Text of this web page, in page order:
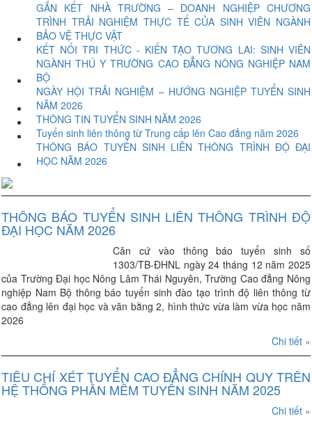
GẮN KẾT NHÀ TRƯỜNG – DOANH NGHIỆP CHƯƠNG
TRÌNH TRẢI NGHIỆM THỰC TẾ CỦA SINH VIÊN NGÀNH
BẢO VỆ THỰC VẬT
KẾT NỐI TRI THỨC - KIẾN TẠO TƯƠNG LAI: SINH VIÊN
NGÀNH THÚ Y TRƯỜNG CAO ĐẲNG NÔNG NGHIỆP NAM
BỘ
NGÀY HỘI TRẢI NGHIỆM – HƯỚNG NGHIỆP TUYỂN SINH
NĂM 2026
THÔNG TIN TUYỂN SINH NĂM 2026
Tuyển sinh liên thông từ Trung cấp lên Cao đẳng năm 2026
THÔNG BÁO TUYỂN SINH LIÊN THÔNG TRÌNH ĐỘ ĐẠI
HỌC NĂM 2026
THÔNG BÁO TUYỂN SINH LIÊN THÔNG TRÌNH ĐỘ
ĐẠI HỌC NĂM 2026
Căn cứ vào thông báo tuyển sinh số
1303/TB-ĐHNL ngày 24 tháng 12 năm 2025
của Trường Đại học Nông Lâm Thái Nguyên, Trường Cao đẳng Nông
nghiệp Nam Bộ thông báo tuyển sinh đào tạo trình độ liên thông từ
cao đẳng lên đại học và văn bằng 2, hình thức vừa làm vừa học năm
2026
Chi tiết »
TIÊU CHÍ XÉT TUYỂN CAO ĐẲNG CHÍNH QUY TRÊN
HỆ THỐNG PHẦN MỀM TUYỂN SINH NĂM 2025
Chi tiết »